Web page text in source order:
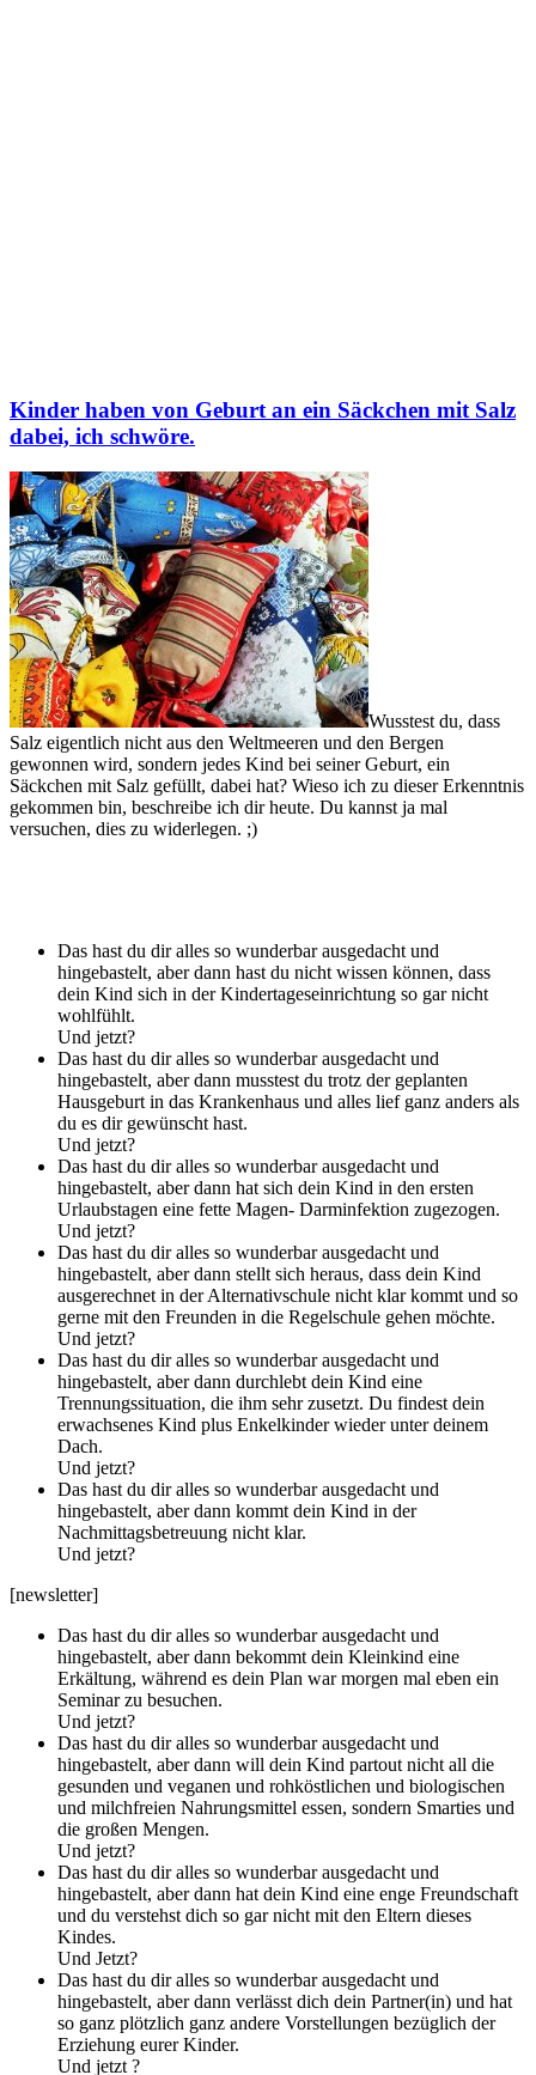
Kinder haben von Geburt an ein Säckchen mit Salz
dabei, ich schwöre.
Wusstest du, dass
Salz eigentlich nicht aus den Weltmeeren und den Bergen
gewonnen wird, sondern jedes Kind bei seiner Geburt, ein
Säckchen mit Salz gefüllt, dabei hat? Wieso ich zu dieser Erkenntnis
gekommen bin, beschreibe ich dir heute. Du kannst ja mal
versuchen, dies zu widerlegen. ;)
Das hast du dir alles so wunderbar ausgedacht und
hingebastelt, aber dann hast du nicht wissen können, dass
dein Kind sich in der Kindertageseinrichtung so gar nicht
wohlfühlt.
Und jetzt?
Das hast du dir alles so wunderbar ausgedacht und
hingebastelt, aber dann musstest du trotz der geplanten
Hausgeburt in das Krankenhaus und alles lief ganz anders als
du es dir gewünscht hast.
Und jetzt?
Das hast du dir alles so wunderbar ausgedacht und
hingebastelt, aber dann hat sich dein Kind in den ersten
Urlaubstagen eine fette Magen- Darminfektion zugezogen.
Und jetzt?
Das hast du dir alles so wunderbar ausgedacht und
hingebastelt, aber dann stellt sich heraus, dass dein Kind
ausgerechnet in der Alternativschule nicht klar kommt und so
gerne mit den Freunden in die Regelschule gehen möchte.
Und jetzt?
Das hast du dir alles so wunderbar ausgedacht und
hingebastelt, aber dann durchlebt dein Kind eine
Trennungssituation, die ihm sehr zusetzt. Du findest dein
erwachsenes Kind plus Enkelkinder wieder unter deinem
Dach.
Und jetzt?
Das hast du dir alles so wunderbar ausgedacht und
hingebastelt, aber dann kommt dein Kind in der
Nachmittagsbetreuung nicht klar.
Und jetzt?
[newsletter]
Das hast du dir alles so wunderbar ausgedacht und
hingebastelt, aber dann bekommt dein Kleinkind eine
Erkältung, während es dein Plan war morgen mal eben ein
Seminar zu besuchen.
Und jetzt?
Das hast du dir alles so wunderbar ausgedacht und
hingebastelt, aber dann will dein Kind partout nicht all die
gesunden und veganen und rohköstlichen und biologischen
und milchfreien Nahrungsmittel essen, sondern Smarties und
die großen Mengen.
Und jetzt?
Das hast du dir alles so wunderbar ausgedacht und
hingebastelt, aber dann hat dein Kind eine enge Freundschaft
und du verstehst dich so gar nicht mit den Eltern dieses
Kindes.
Und Jetzt?
Das hast du dir alles so wunderbar ausgedacht und
hingebastelt, aber dann verlässt dich dein Partner(in) und hat
so ganz plötzlich ganz andere Vorstellungen bezüglich der
Erziehung eurer Kinder.
Und jetzt ?